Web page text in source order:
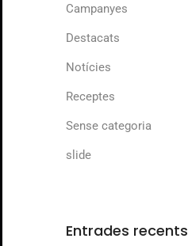
Campanyes
Destacats
Notícies
Receptes
Sense categoria
slide
Entrades recents